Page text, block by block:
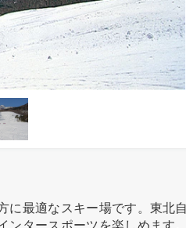
最適なスキー場です。東